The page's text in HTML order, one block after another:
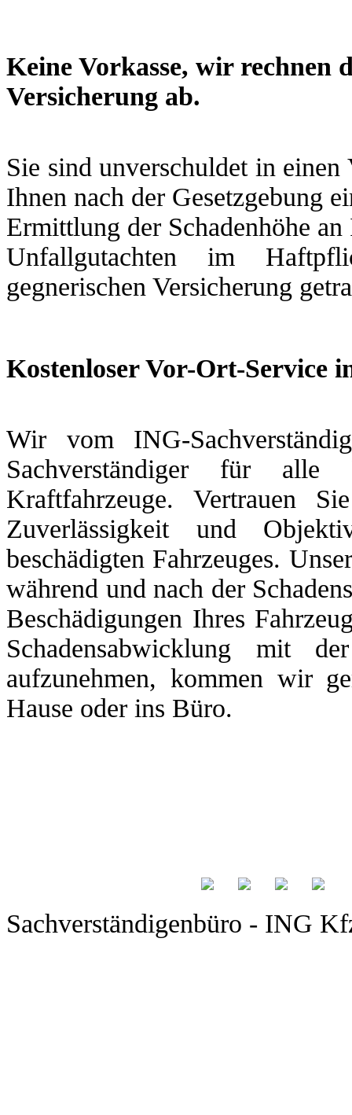
Keine Vorkasse, wir rechnen
Versicherung ab.
Sie sind unverschuldet in
Ihnen nach der Gesetzgebung
Ermittlung der Schadenhöhe
Unfallgutachten im
gegnerischen Versicherung
Kostenloser Vor-Ort-Service
Wir vom ING-
Sachverständiger für
Kraftfahrzeuge. Vertrauen
Zuverlässigkeit und
beschädigten Fahrzeuges.
während und nach der
Beschädigungen Ihres
Schadensabwicklung mit
aufzunehmen, kommen wir
Hause oder ins Büro.
Sachverständigenbüro - ING